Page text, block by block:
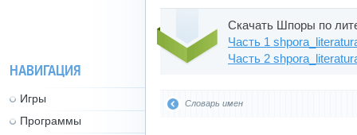
Скачать Шпоры по
Часть 1
Часть 2
Словарь имен
НАВИГАЦИЯ
Игры
Программы